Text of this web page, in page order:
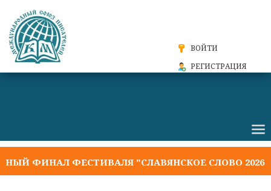
ВОЙТИ
РЕГИСТРАЦИЯ
ФИНАЛ ФЕСТИВАЛЯ "СЛАВЯНСКОЕ СЛОВО 2026"